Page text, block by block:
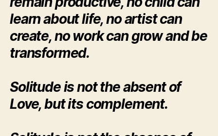
learn about life, no artist can
create, no work can grow and be
transformed.
Solitude is not the absent of
Love, but its complement.